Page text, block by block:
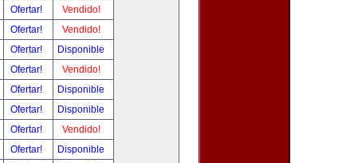
Ofertar!
Vendido!
Ofertar!
Vendido!
Ofertar!
Disponible
Ofertar!
Vendido!
Ofertar!
Disponible
Ofertar!
Disponible
Ofertar!
Vendido!
Ofertar!
Disponible